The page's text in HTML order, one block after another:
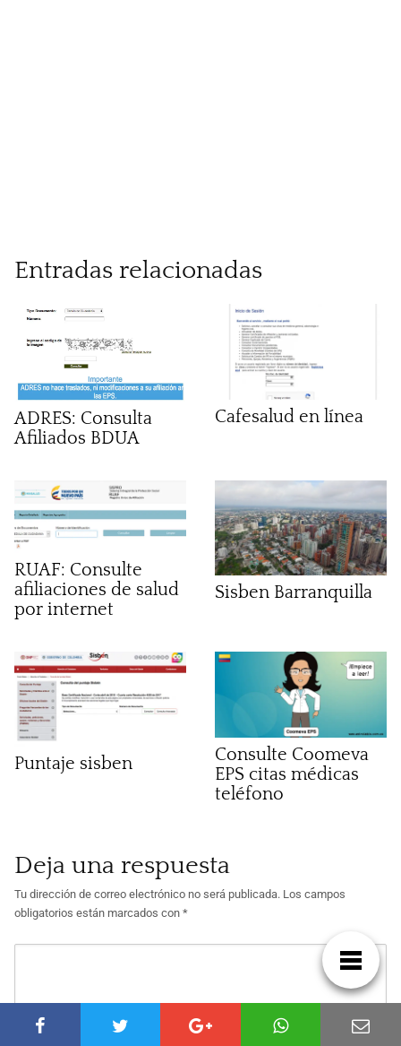
Entradas relacionadas
ADRES: Consulta
Afiliados BDUA
Cafesalud en línea
RUAF: Consulte
afiliaciones de salud
por internet
Sisben Barranquilla
Puntaje sisben
Consulte Coomeva
EPS citas médicas
teléfono
Deja una respuesta
Tu dirección de correo electrónico no será publicada. Los campos
obligatorios están marcados con *